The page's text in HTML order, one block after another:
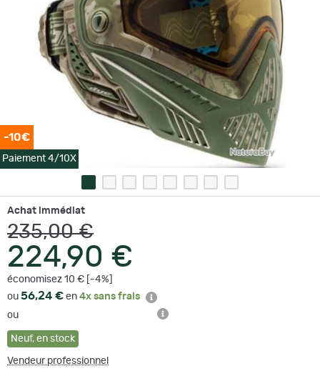
-10€
Paiement 4/10X
Achat immédiat
235,00 €
224,90 €
économisez 10 € [-4%]
ou 56,24 € en 4x sans frais
ou
Neuf, en stock
Vendeur professionnel